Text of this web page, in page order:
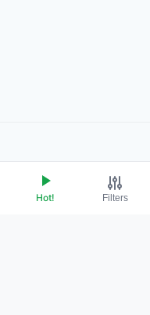
Hot! Filters